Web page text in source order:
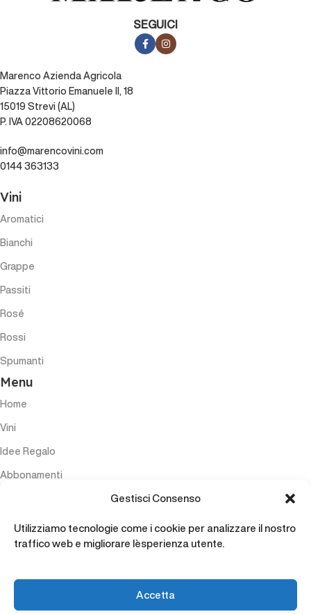
Gestisci Consenso
Utilizziamo tecnologie come i cookie per analizzare il nostro
traffico web e migliorare l`esperienza utente.
Accetta
SEGUICI
Marenco Azienda Agricola
Piazza Vittorio Emanuele II, 18
15019 Strevi (AL)
P. IVA 02208620068
info@marencovini.com
0144 363133
Vini
Aromatici
Bianchi
Grappe
Passiti
Rosé
Rossi
Spumanti
Menu
Home
Vini
Idee Regalo
Abbonamenti
Accessori
Contatti